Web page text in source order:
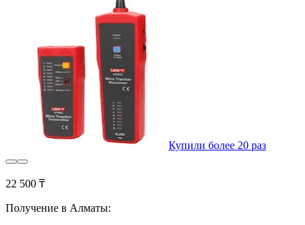
Купили более 20 раз
22 500 ₸
Получение в Алматы: